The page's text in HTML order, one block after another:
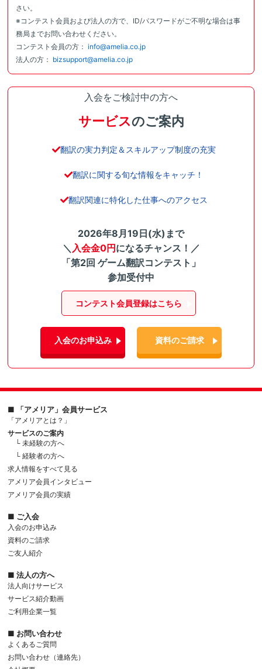
さい。
※コンテスト会員および法人の方で、ID/パスワードがご不明な場合は事
務局までお問い合わせください。
コンテスト会員の方： info@amelia.co.jp
法人の方： bizsupport@amelia.co.jp
入会をご検討中の方へ
サービスのご案内
翻訳の実力判定＆スキルアップ制度の充実
翻訳に関する旬な情報をキャッチ！
翻訳関連に特化した仕事へのアクセス
2026年8月19日(水)まで
＼ 入会金0円になるチャンス！／
「第2回 ゲーム翻訳コンテスト」
参加受付中
コンテスト会員登録はこちら
入会のお申込み 資料のご請求
■ 「アメリア」会員サービス
「アメリアとは？」
サービスのご案内
└ 未経験の方へ
└ 経験者の方へ
求人情報をすべて見る
アメリア会員インタビュー
アメリア会員の実績
■ ご入会
入会のお申込み
資料のご請求
ご友人紹介
■ 法人の方へ
法人向けサービス
サービス紹介動画
ご利用企業一覧
■ お問い合わせ
よくあるご質問
お問い合わせ（連絡先）